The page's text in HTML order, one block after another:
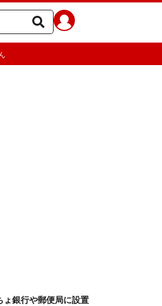
ょ銀行や郵便局に設置